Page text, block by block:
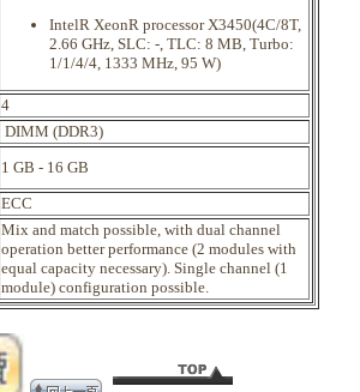
IntelR XeonR processor X3450(4C/8T,
2.66 GHz, SLC: -, TLC: 8 MB, Turbo:
1/1/4/4, 1333 MHz, 95 W)
4
DIMM (DDR3)
1 GB - 16 GB
ECC
Mix and match possible, with dual channel
operation better performance (2 modules with
equal capacity necessary). Single channel (1
module) configuration possible.